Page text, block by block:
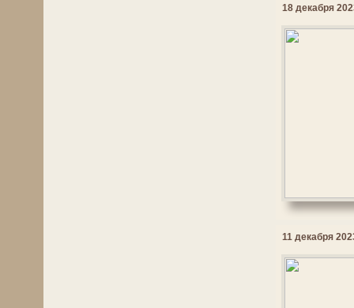
18 декабря
11 декабря